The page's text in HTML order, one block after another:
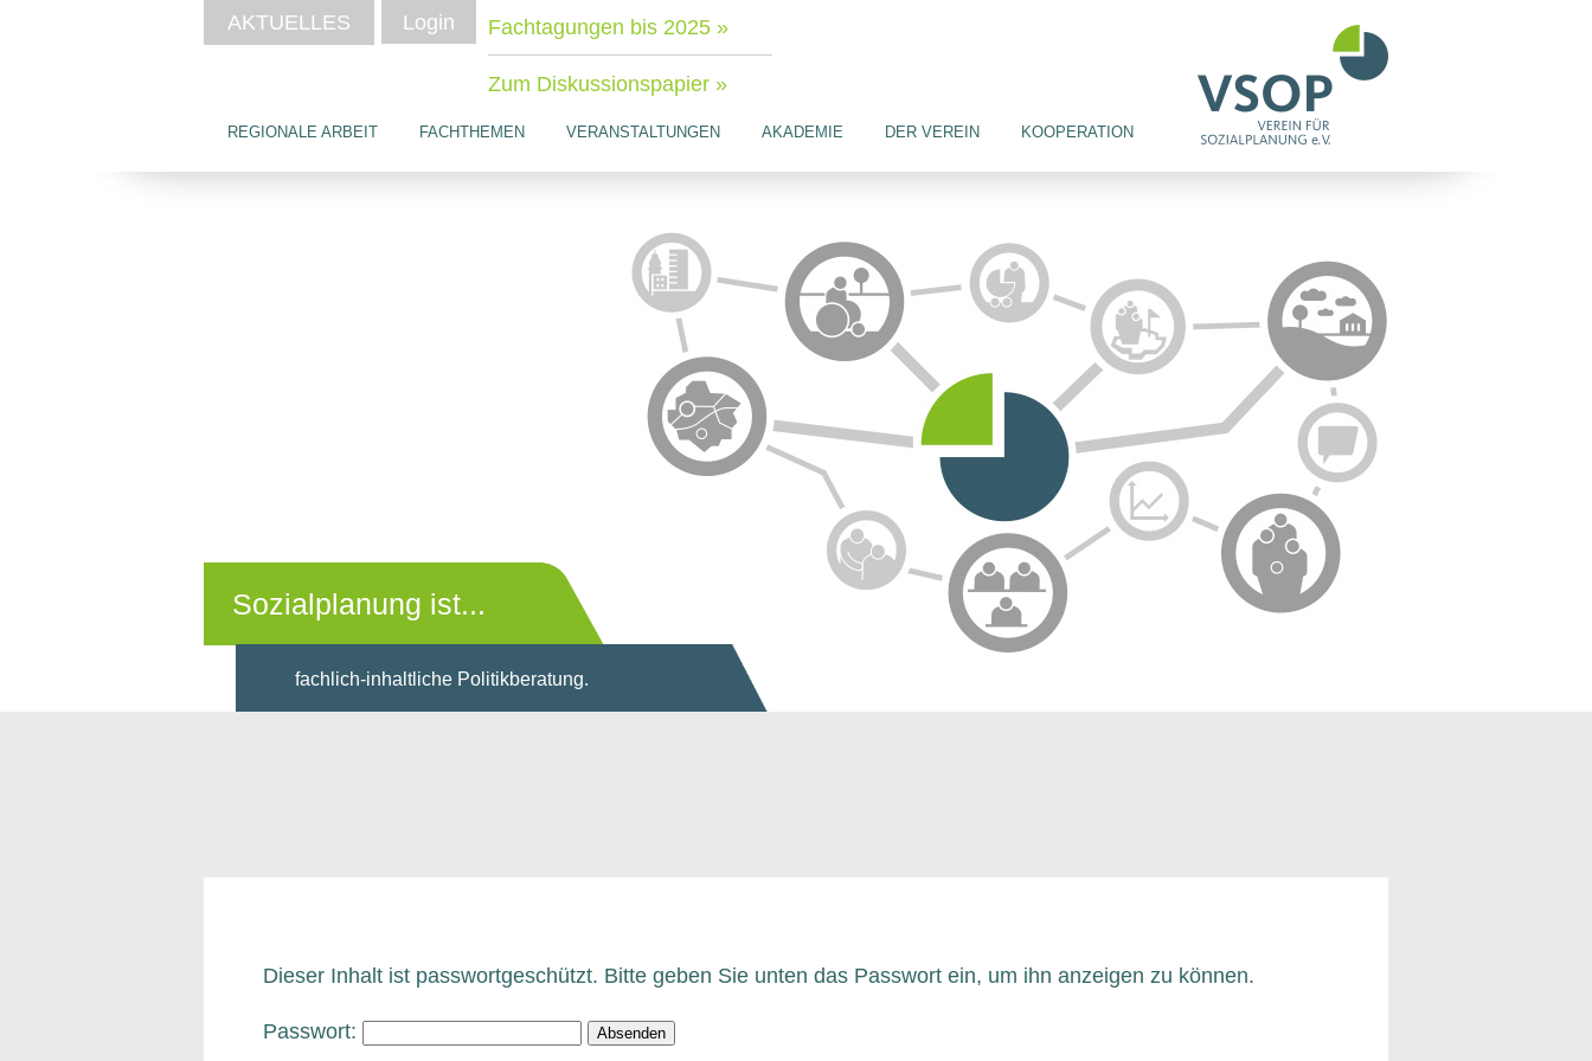
AKTUELLES Login Fachtagungen bis 2025 »
Zum Diskussionspapier »
REGIONALE ARBEIT FACHTHEMEN VERANSTALTUNGEN AKADEMIE DER VEREIN KOOPERATION
Sozialplanung ist...
fachlich-inhaltliche Politikberatung.
Dieser Inhalt ist passwortgeschützt. Bitte geben Sie unten das Passwort ein, um ihn anzeigen zu können.
Passwort: